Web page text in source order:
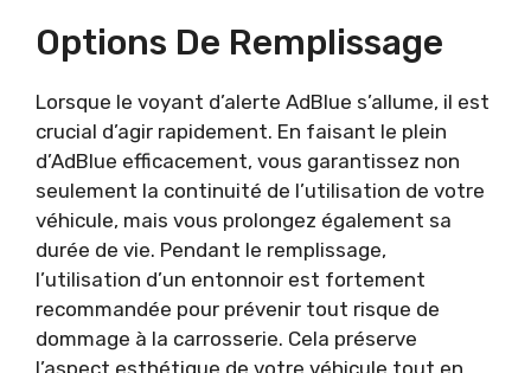
Options De Remplissage
Lorsque le voyant d’alerte AdBlue s’allume, il est
crucial d’agir rapidement. En faisant le plein
d’AdBlue efficacement, vous garantissez non
seulement la continuité de l’utilisation de votre
véhicule, mais vous prolongez également sa
durée de vie. Pendant le remplissage,
l’utilisation d’un entonnoir est fortement
recommandée pour prévenir tout risque de
dommage à la carrosserie. Cela préserve
l’aspect esthétique de votre véhicule tout en